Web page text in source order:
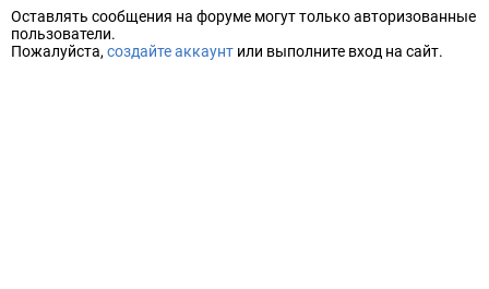
Оставлять сообщения на форуме могут только авторизованные
пользователи.
Пожалуйста, создайте аккаунт или выполните вход на сайт.